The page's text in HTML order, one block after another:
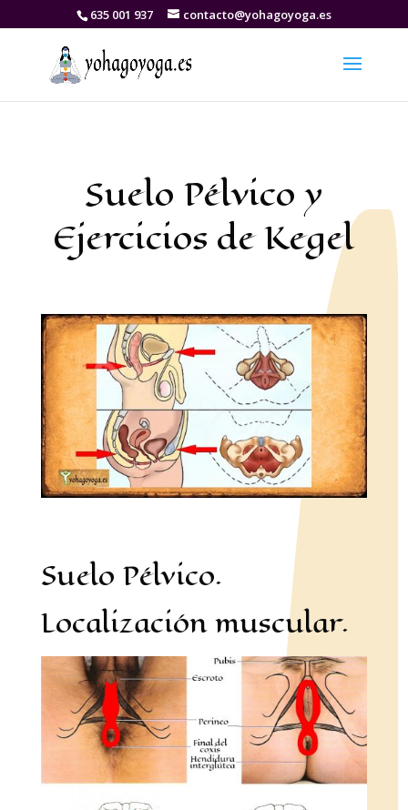
635 001 937 contacto@yohagoyoga.es
Suelo Pélvico y
Ejercicios de Kegel
Suelo Pélvico.
Localización muscular.